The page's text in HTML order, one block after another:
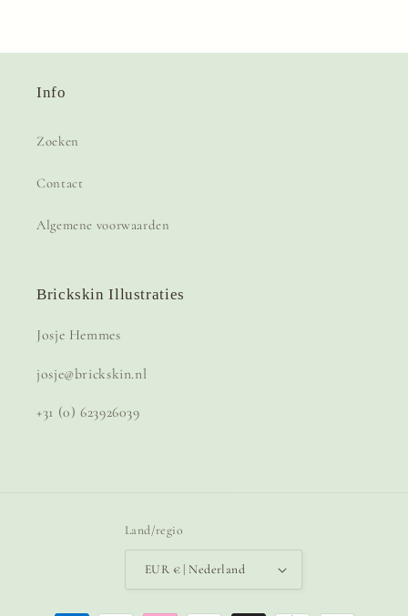
Info
Zoeken
Contact
Algemene voorwaarden
Brickskin Illustraties
Josje Hemmes
josje@brickskin.nl
+31 (0) 623926039
Land/regio
EUR € | Nederland